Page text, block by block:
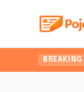
BREAKING